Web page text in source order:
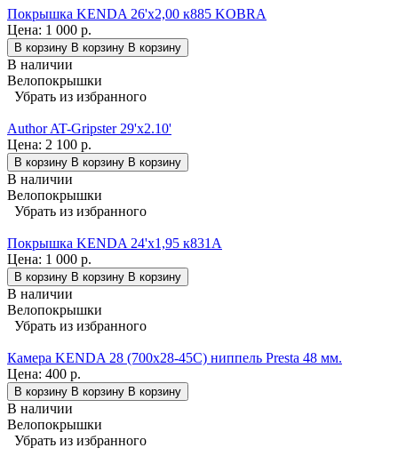
Покрышка KENDA 26'х2,00 к885 KOBRA
Цена: 1 000 р.
В корзину В корзину В корзину
В наличии
Велопокрышки
Убрать из избранного
Author AT-Gripster 29'x2.10'
Цена: 2 100 р.
В корзину В корзину В корзину
В наличии
Велопокрышки
Убрать из избранного
Покрышка KENDA 24'х1,95 к831A
Цена: 1 000 р.
В корзину В корзину В корзину
В наличии
Велопокрышки
Убрать из избранного
Камера KENDA 28 (700x28-45C) ниппель Presta 48 мм.
Цена: 400 р.
В корзину В корзину В корзину
В наличии
Велопокрышки
Убрать из избранного